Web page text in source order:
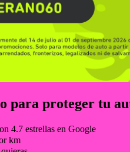
para proteger tu
4.7 estrellas en Google
km